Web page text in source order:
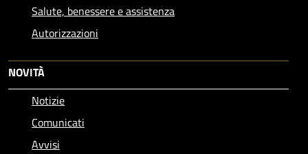
Salute, benessere e assistenza
Autorizzazioni
NOVITÀ
Notizie
Comunicati
Avvisi